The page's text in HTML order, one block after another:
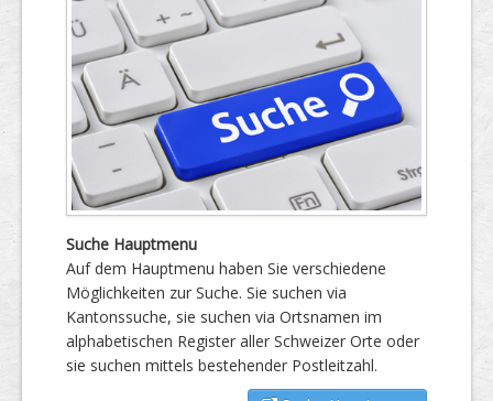
Suche Hauptmenu
Auf dem Hauptmenu haben Sie verschiedene
Möglichkeiten zur Suche. Sie suchen via
Kantonssuche, sie suchen via Ortsnamen im
alphabetischen Register aller Schweizer Orte oder
sie suchen mittels bestehender Postleitzahl.